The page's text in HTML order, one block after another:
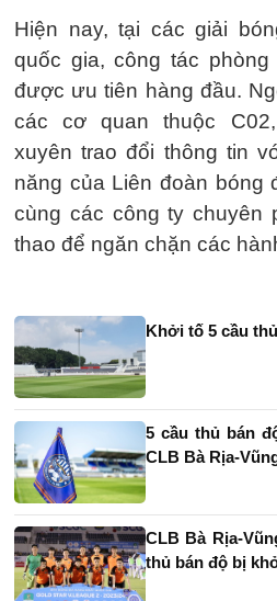
Hiện nay, tại các giải
quốc gia, công tác
được ưu tiên hàng đầu.
các cơ quan thuộc
xuyên trao đổi thông tin
năng của Liên đoàn bóng
cùng các công ty chuyên
thao để ngăn chặn các
Khởi tố 5 cầu
5 cầu thủ bán
CLB Bà Rịa-
CLB Bà Rịa-
thủ bán độ bị